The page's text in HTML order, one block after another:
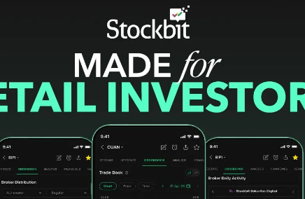
2024 (AL/NCD dan AL/DPK) tercatat
Jadi sebetulnya masih di atas threshold
10 persen. ***